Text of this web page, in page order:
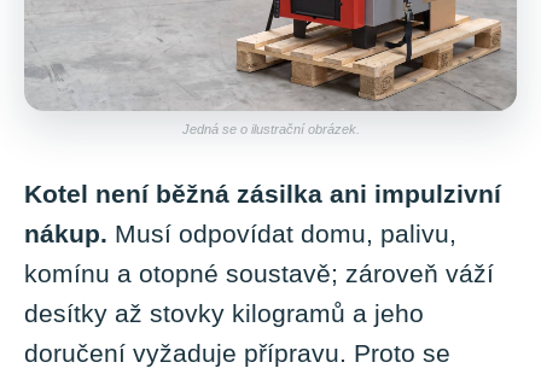
Jedná se o ilustrační obrázek.
Kotel není běžná zásilka ani impulzivní
nákup. Musí odpovídat domu, palivu,
komínu a otopné soustavě; zároveň váží
desítky až stovky kilogramů a jeho
doručení vyžaduje přípravu. Proto se
a
j
í
HLEDAT